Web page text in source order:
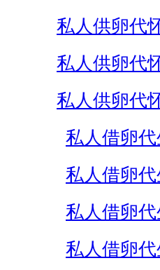
私人供卵代
私人供卵代
私人供卵代
私人借卵
私人借卵
私人借卵
私人借卵